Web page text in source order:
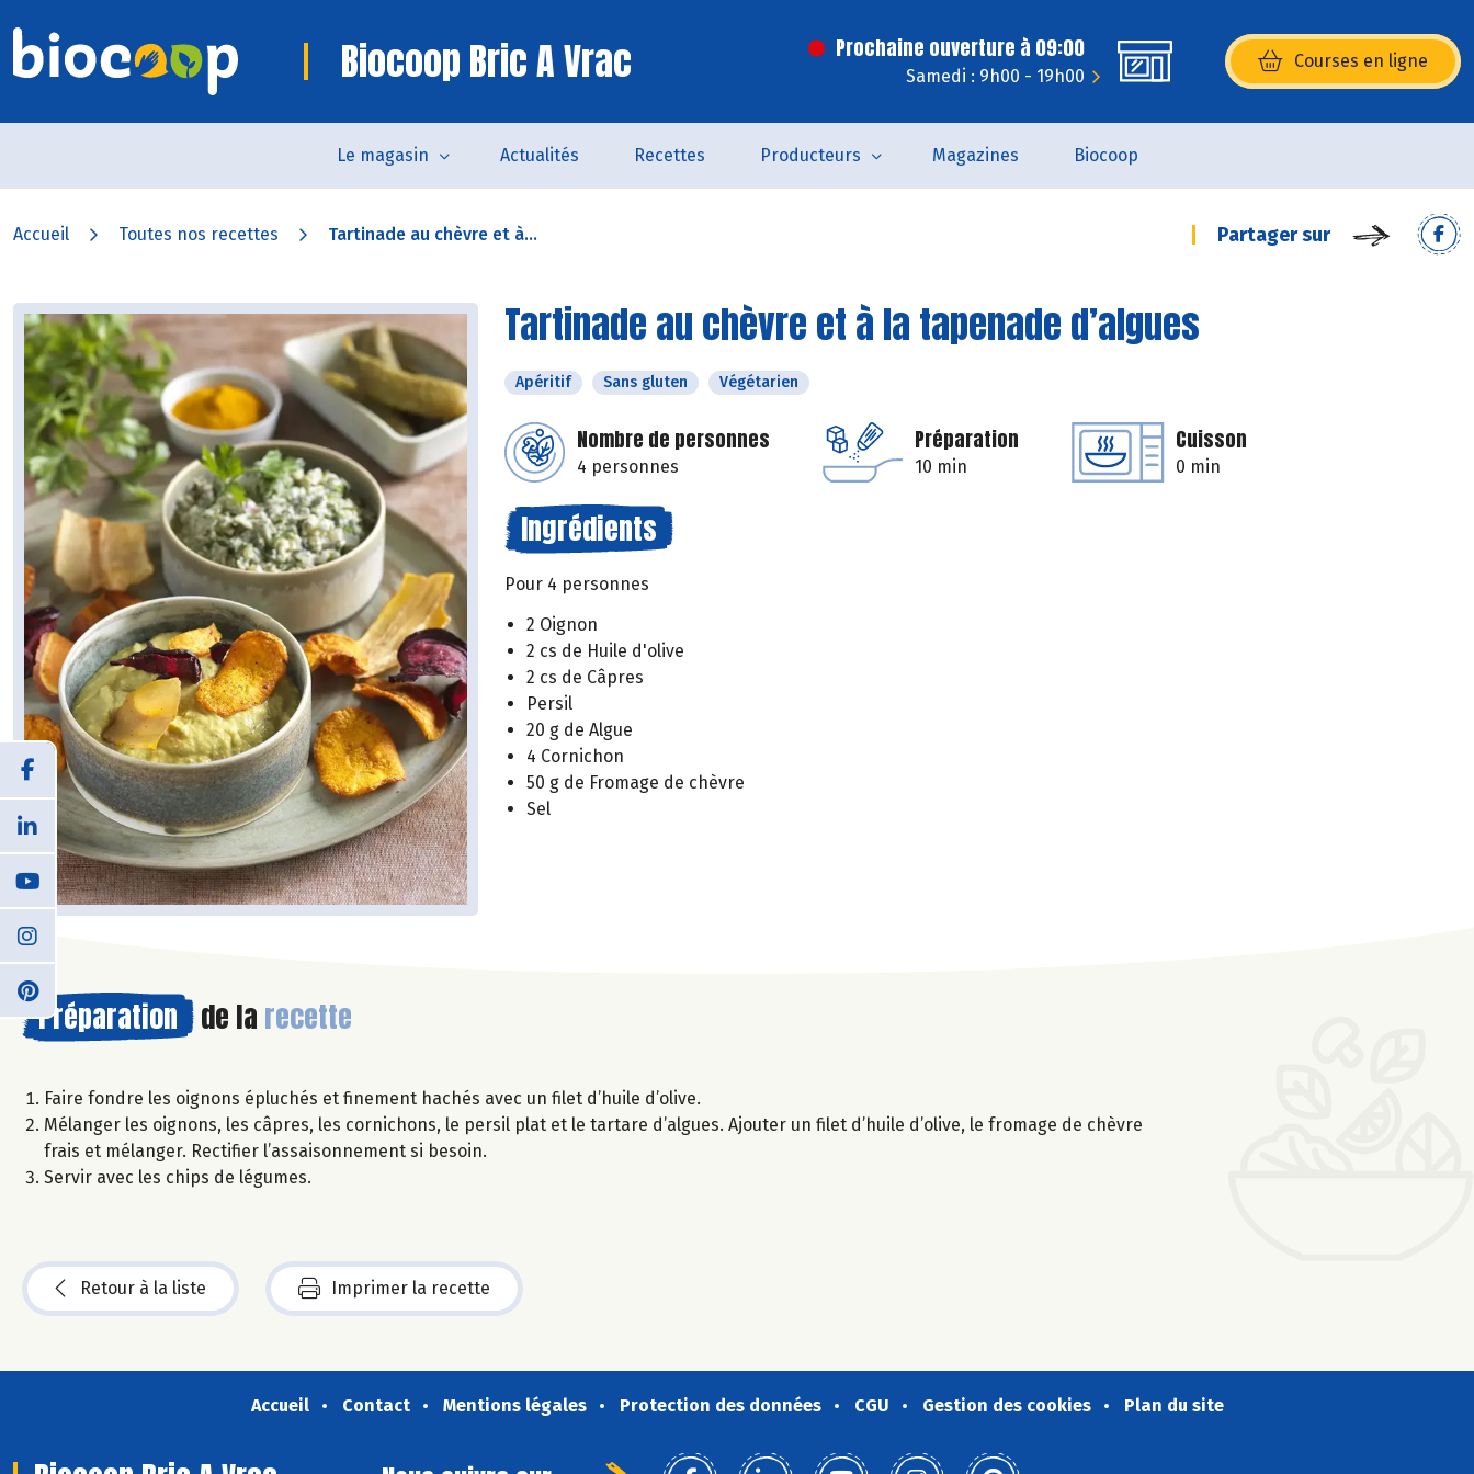
Biocoop Bric A Vrac Prochaine ouverture à 09:00
Samedi : 9h00 - 19h00
Courses en ligne
(s’ouvre dans une nouvelle
Le magasin Actualités Recettes Producteurs Magazines Biocoop
Accueil Toutes nos recettes Tartinade au chèvre et à... Partager sur
Tartinade au chèvre et à la tapenade d’algues
Apéritif Sans gluten Végétarien
Nombre de personnes
4 personnes
Préparation
10 min
Cuisson
0 min
Ingrédients
Pour 4 personnes
2 Oignon
2 cs de Huile d'olive
2 cs de Câpres
Persil
20 g de Algue
4 Cornichon
50 g de Fromage de chèvre
Sel
Préparation de la recette
Faire fondre les oignons épluchés et finement hachés avec un filet d’huile d’olive.
Mélanger les oignons, les câpres, les cornichons, le persil plat et le tartare d’algues. Ajouter un filet d’huile d’olive, le fromage de chèvre
frais et mélanger. Rectifier l’assaisonnement si besoin.
Servir avec les chips de légumes.
Retour à la liste Imprimer la recette
Accueil Contact Mentions légales Protection des données CGU Gestion des cookies Plan du site